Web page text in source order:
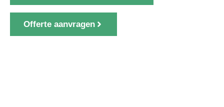
Offerte aanvragen